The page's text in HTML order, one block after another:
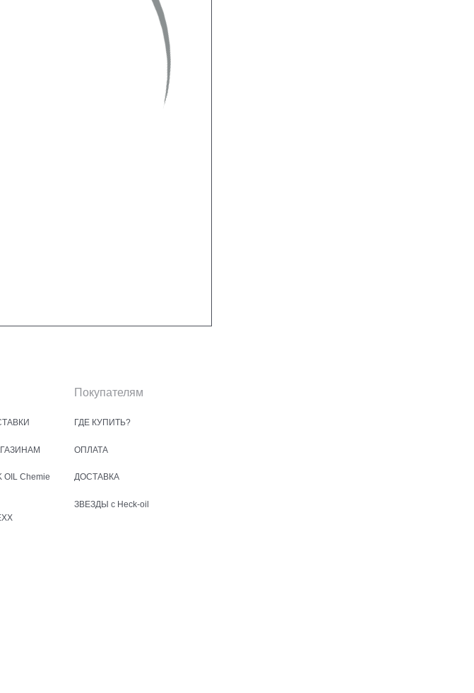
OIL Chemie
Покупателям
ГДЕ КУПИТЬ?
ОПЛАТА
ДОСТАВКА
ЗВЕЗДЫ с Heck-oil